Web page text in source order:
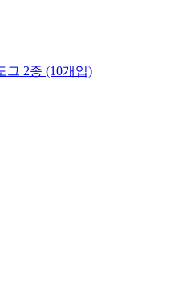
그 2종 (10개입)